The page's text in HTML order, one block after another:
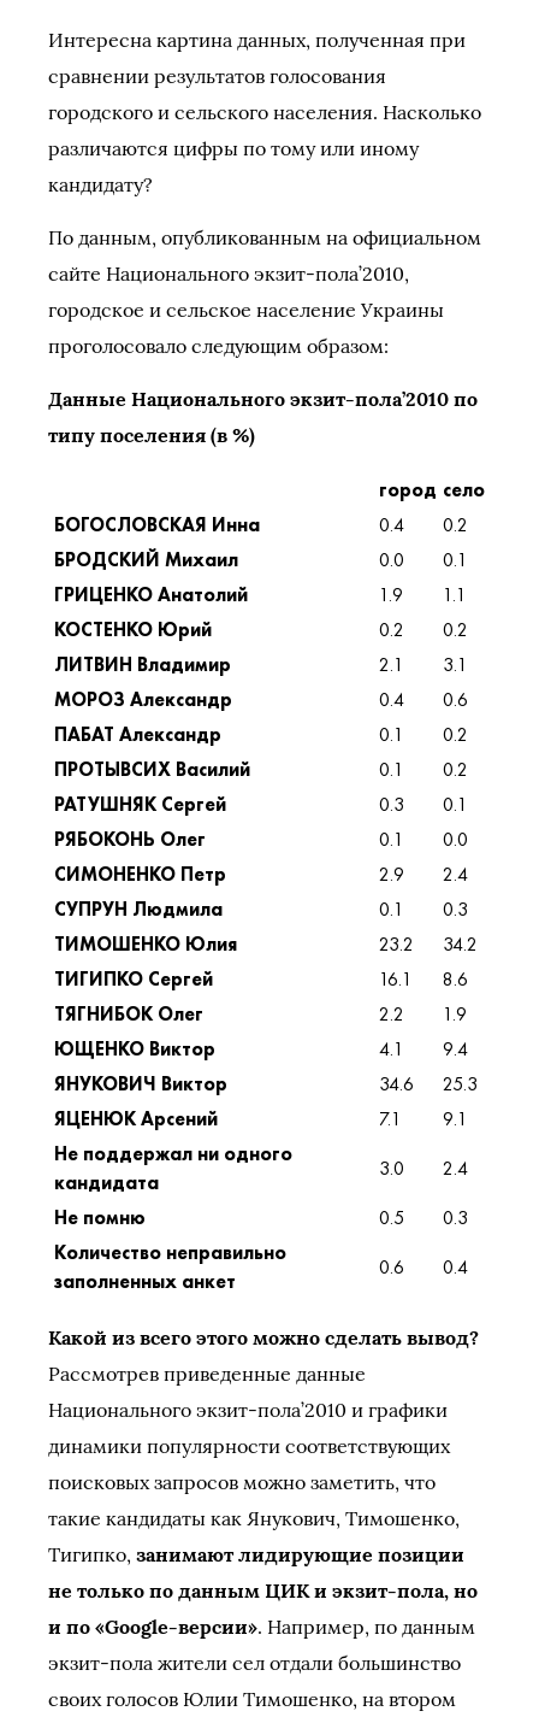
Интересна картина данных, полученная при
сравнении результатов голосования
городского и сельского населения. Насколько
различаются цифры по тому или иному
кандидату?
По данным, опубликованным на официальном
сайте Национального экзит-пола’2010,
городское и сельское население Украины
проголосовало следующим образом:
Данные Национального экзит-пола’2010 по
типу поселения (в %)
город село
БОГОСЛОВСКАЯ Инна
0.4
0.2
БРОДСКИЙ Михаил
0.0
0.1
ГРИЦЕНКО Анатолий
1.9
1.1
КОСТЕНКО Юрий
0.2
0.2
ЛИТВИН Владимир
2.1
3.1
МОРОЗ Александр
0.4
0.6
ПАБАТ Александр
0.1
0.2
ПРОТЫВСИХ Василий
0.1
0.2
РАТУШНЯК Сергей
0.3
0.1
РЯБОКОНЬ Олег
0.1
0.0
СИМОНЕНКО Петр
2.9
2.4
СУПРУН Людмила
0.1
0.3
ТИМОШЕНКО Юлия
23.2
34.2
ТИГИПКО Сергей
16.1
8.6
ТЯГНИБОК Олег
2.2
1.9
ЮЩЕНКО Виктор
4.1
9.4
ЯНУКОВИЧ Виктор
34.6
25.3
ЯЦЕНЮК Арсений
7.1
9.1
Не поддержал ни одного
кандидата
3.0
2.4
Не помню
0.5
0.3
Количество неправильно
заполненных анкет
0.6 0.4
Какой из всего этого можно сделать вывод?
Рассмотрев приведенные данные
Национального экзит-пола’2010 и графики
динамики популярности соответствующих
поисковых запросов можно заметить, что
такие кандидаты как Янукович, Тимошенко,
Тигипко, занимают лидирующие позиции
не только по данным ЦИК и экзит-пола, но
и по «Google-версии». Например, по данным
экзит-пола жители сел отдали большинство
своих голосов Юлии Тимошенко, на втором